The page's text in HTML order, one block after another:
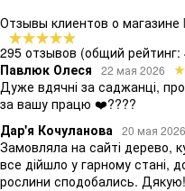
Отзывы клиентов о магазине
295 отзывов (общий рейтинг:
Павлюк Олеся
22 мая 2026
Дуже вдячні за саджанці,
за вашу працю ❤️????
Дар'я Кочуланова
20 мая 2026
Замовляла на сайті дерево,
все дійшло у гарному стані,
рослини сподобались. Дякую!